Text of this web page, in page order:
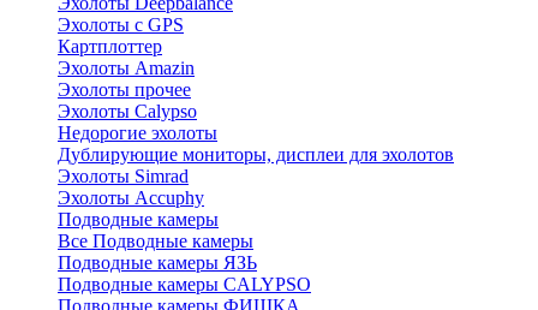
Эхолоты с GPS
Картплоттер
Эхолоты Amazin
Эхолоты прочее
Эхолоты Calypso
Недорогие эхолоты
Дублирующие мониторы, дисплеи для эхолотов
Эхолоты Simrad
Эхолоты Accuphy
Подводные камеры
Все Подводные камеры
Подводные камеры ЯЗЬ
Подводные камеры CALYPSO
Подводные камеры ФИШКА